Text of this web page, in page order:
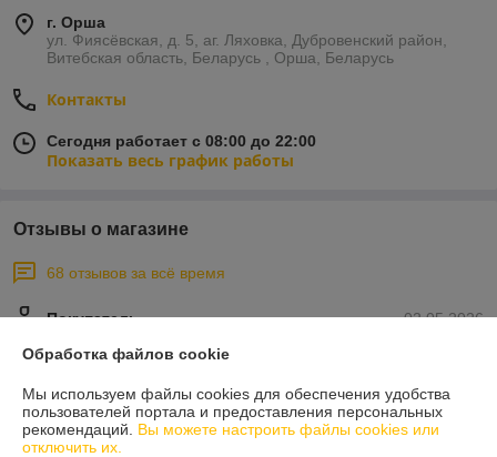
г. Орша
ул. Фиясёвская, д. 5, аг. Ляховка, Дубровенский район,
Витебская область, Беларусь , Орша, Беларусь
Контакты
Сегодня работает с 08:00 до 22:00
Показать весь график работы
Отзывы о магазине
68 отзывов за всё время
02.05.2026
Покупатель
Отлично
25.04.2026
Покупатель
Обработка файлов cookie
Мы используем файлы cookies для обеспечения удобства
пользователей портала и предоставления персональных
рекомендаций. Вы можете настроить файлы cookies или
отключить их.